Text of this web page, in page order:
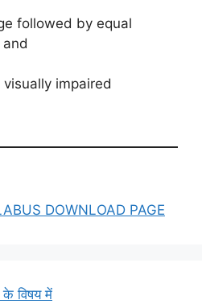
followed by equal
impaired
DOWNLOAD PAGE
विषय में